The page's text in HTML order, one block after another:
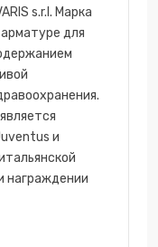
s.r.l. Марка
для
и
награждении